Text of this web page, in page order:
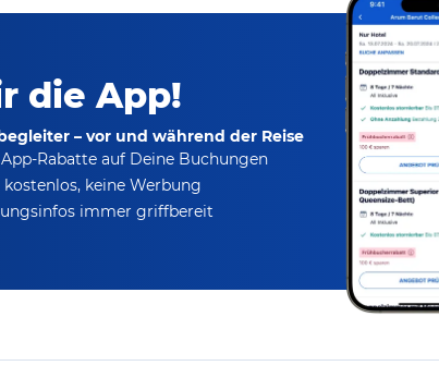
die App!
– vor und während der Reise
Rabatteauf Deine Buchungen
keine Werbung
immer griffbereit